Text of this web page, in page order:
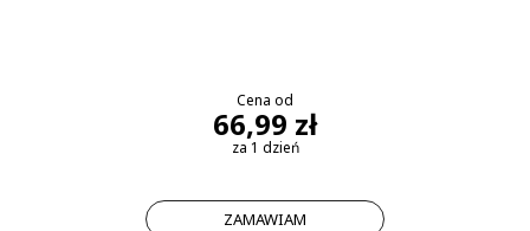
Cena od
66,99 zł
za 1 dzień
ZAMAWIAM